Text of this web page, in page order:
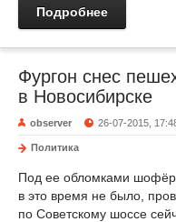
Подробнее
Фургон снес
в Новосибирске
observer 26-07-2015,
Политика
Под ее обломками
в это время не было,
по Советскому шоссе